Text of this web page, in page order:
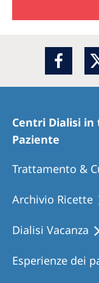
Centri Dialisi
Paziente
Trattamento &
Archivio Ricette
Dialisi Vacanza
Esperienze dei